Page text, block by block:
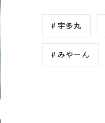
# 宇多丸
# みやーん